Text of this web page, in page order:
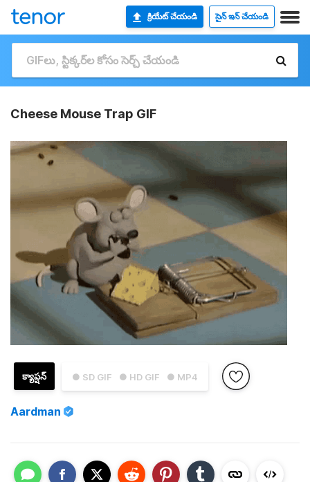
క్రియేట్ చేయండి సైన్ ఇన్ చేయండి
Cheese Mouse Trap GIF
● SD GIF ● HD GIF ● MP4
క్యాప్షన్
Aardman